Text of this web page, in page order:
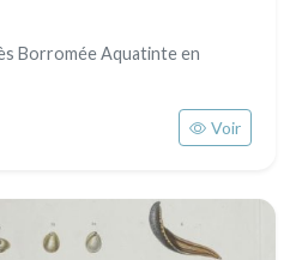
Borromée Aquatinte en
Voir